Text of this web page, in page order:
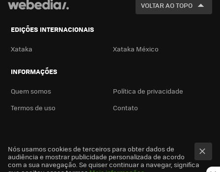
VOLTAR AO TOPO
EDIÇÕES INTERNACIONAIS
Xataka Xataka México
INFORMAÇÕES
Quem somos
Política de privacidade
Termos de uso
Contato
Nós usamos cookies de terceiros para obter dados de
audiência e mostrar publicidade personalizada de acordo
com a sua navegação. Se quiser continuar a navegar, significa